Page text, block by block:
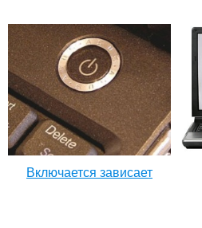
Включается зависает